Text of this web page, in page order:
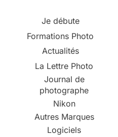
Je débute
Formations Photo
Actualités
La Lettre Photo
Journal de
photographe
Nikon
Autres Marques
Logiciels